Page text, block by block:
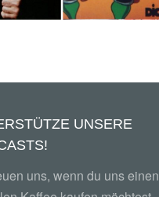
UNSERE
uns, wenn du uns einen